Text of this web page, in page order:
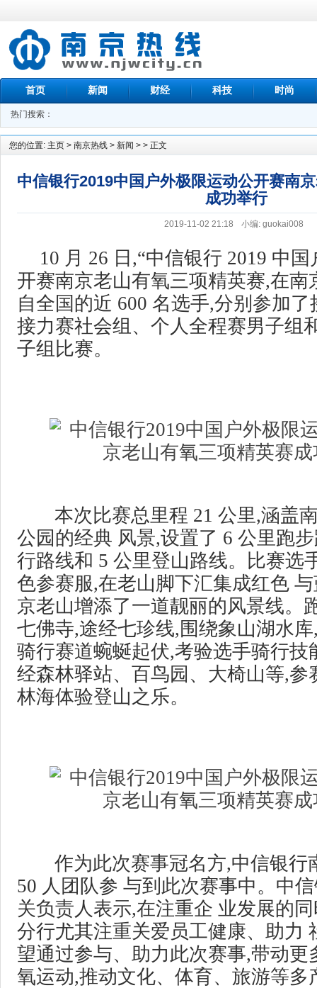
首页 新闻 财经 科技 时尚
热门搜索：
您的位置: 主页 > 南京热线 > 新闻 > > 正文
中信银行2019中国户外极限运动公开赛南
成功举行
2019-11-02 21:18 小编: guokai008
10 月 26 日,“中信银行 2019 中
开赛南京老山有氧三项精英赛,在南
自全国的近 600 名选手,分别参加
接力赛社会组、个人全程赛男子组
子组比赛。
本次比赛总里程 21 公里,涵盖
公园的经典 风景,设置了 6 公里跑
行路线和 5 公里登山路线。比赛选
色参赛服,在老山脚下汇集成红色
京老山增添了一道靓丽的风景线。
七佛寺,途经七珍线,围绕象山湖水
骑行赛道蜿蜒起伏,考验选手骑行技
经森林驿站、百鸟园、大椅山等,参
林海体验登山之乐。
作为此次赛事冠名方,中信银行
50 人团队参 与到此次赛事中。中
关负责人表示,在注重企 业发展的
分行尤其注重关爱员工健康、助力
望通过参与、助力此次赛事,带动更
氧运动,推动文化、体育、旅游等多